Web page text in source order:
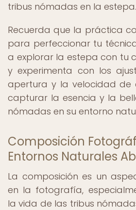
tribus nómadas en la estepa.
Recuerda que la práctica
para perfeccionar tu
a explorar la estepa con tu
y experimenta con los
apertura y la velocidad de
capturar la esencia y la
nómadas en su entorno
Composición
Entornos Naturales
La composición es un
en la fotografía,
la vida de las tribus